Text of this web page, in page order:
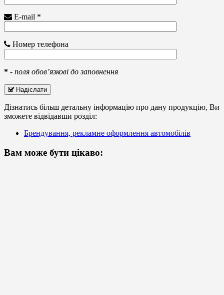
E-mail *
Номер телефона
* - поля обов’язкові до заповнення
Надіслати
Дізнатись більш детальну інформацію про дану продукцію, Ви
зможете відвідавши розділ:
Брендування, рекламне оформлення автомобілів
Вам може бути цікаво: